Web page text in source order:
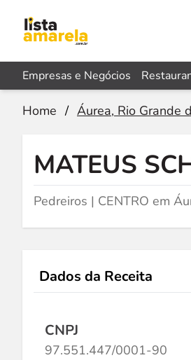
Empresas e Negócios
Home / Áurea, Rio Grande
MATEUS
Pedreiros | CENTRO em
Dados da Receita
CNPJ
97.551.447/0001-90